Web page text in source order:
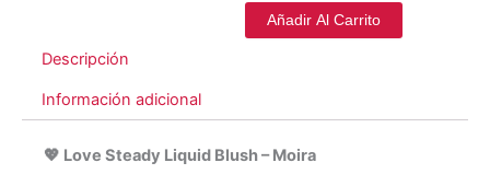
Añadir Al Carrito
Descripción
Información adicional
💖 Love Steady Liquid Blush – Moira